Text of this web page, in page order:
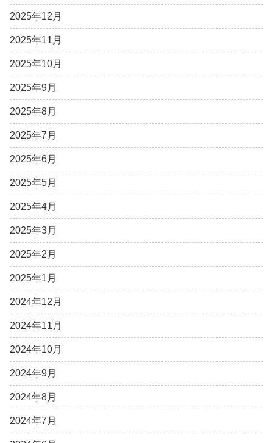
2025年12月
2025年11月
2025年10月
2025年9月
2025年8月
2025年7月
2025年6月
2025年5月
2025年4月
2025年3月
2025年2月
2025年1月
2024年12月
2024年11月
2024年10月
2024年9月
2024年8月
2024年7月